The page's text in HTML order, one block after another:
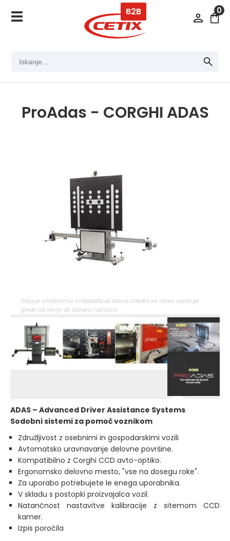
0
B2B
ProAdas - CORGHI ADAS
Slika je simbolična. Embalaža ali barva izdelka se lahko razlikuje
glede na serijo ali izbrano različico.
ADAS – Advanced Driver Assistance Systems
Sodobni sistemi za pomoč voznikom
Združljivost z osebnimi in gospodarskimi vozili
Avtomatsko uravnavanje delovne površine.
Kompatibilno z Corghi CCD avto-optiko.
Ergonomsko delovno mesto, "vse na dosegu roke".
Za uporabo potrebujete le enega uporabnika.
V skladu s postopki proizvajalca vozil.
Natančnost nastavitve kalibracije z sitemom CCD
kamer.
Izpis poročila